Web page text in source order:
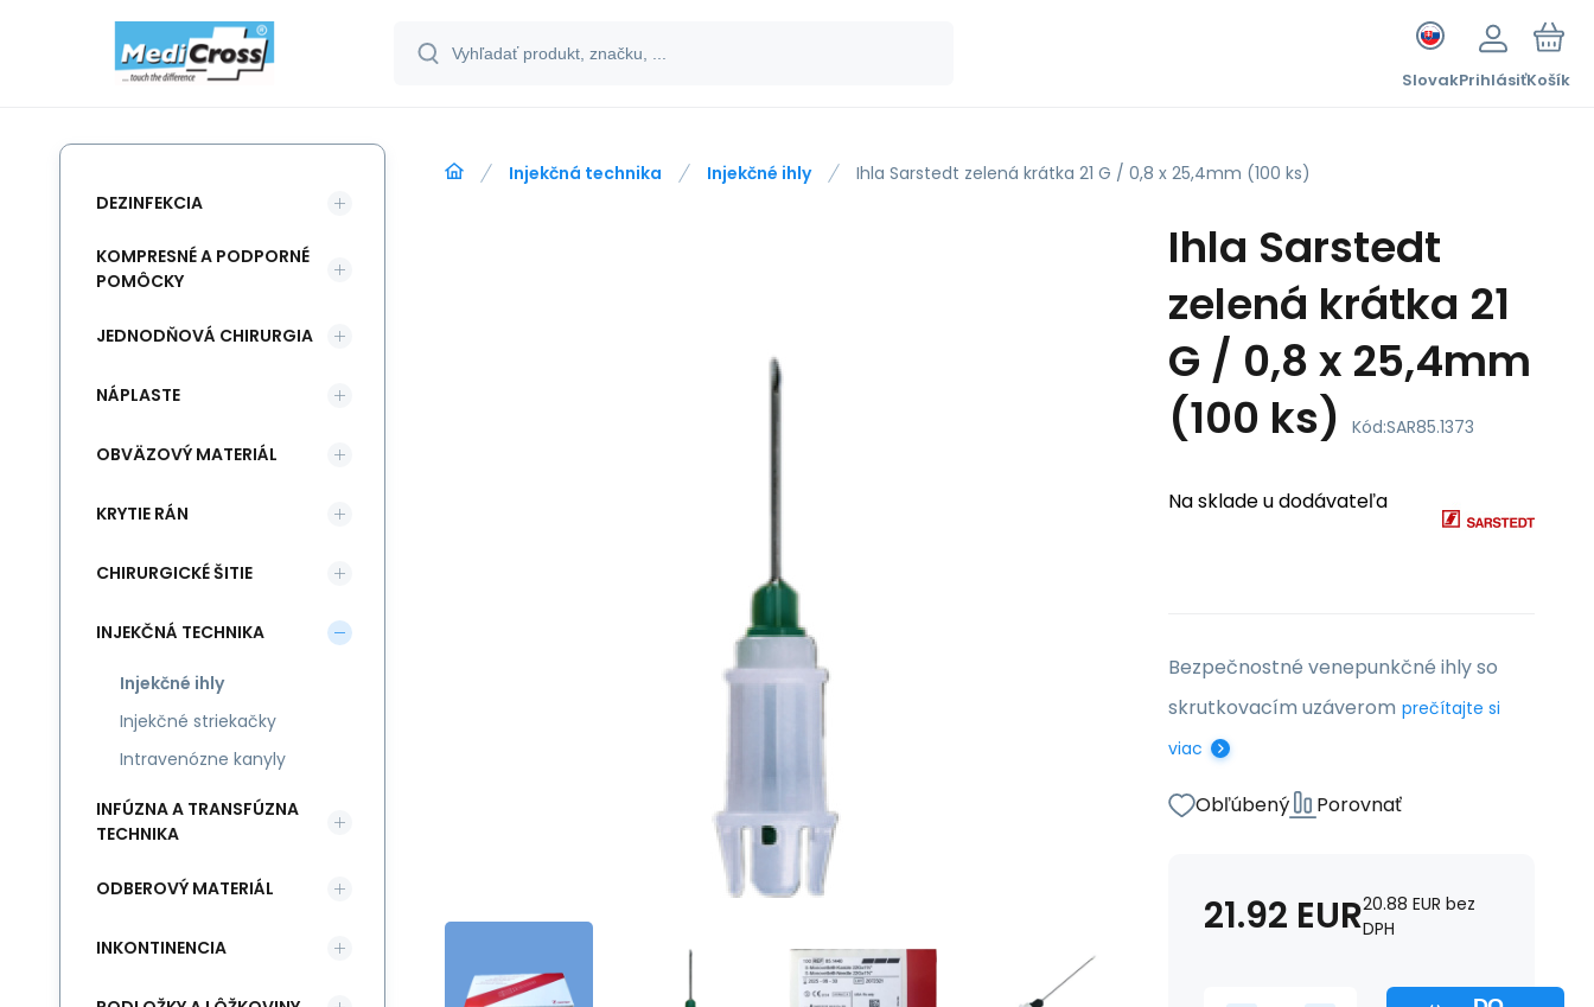
SlovakPrihlásiťKošík
Injekčná technika Injekčné ihly Ihla Sarstedt zelená krátka 21 G / 0,8 x 25,4mm (100 ks)
Ihla Sarstedt
zelená krátka 21
G / 0,8 x 25,4mm
(100 ks)
Kód:SAR85.1373
Na sklade u dodávateľa
Bezpečnostné venepunkčné ihly so
skrutkovacím uzáverom prečítajte si
viac
Obľúbený Porovnať
21.92 EUR20.88 EUR bez
DPH
DEZINFEKCIA
KOMPRESNÉ A PODPORNÉ
POMÔCKY
JEDNODŇOVÁ CHIRURGIA
NÁPLASTE
OBVÄZOVÝ MATERIÁL
KRYTIE RÁN
CHIRURGICKÉ ŠITIE
INJEKČNÁ TECHNIKA
Injekčné ihly
Injekčné striekačky
Intravenózne kanyly
INFÚZNA A TRANSFÚZNA
TECHNIKA
ODBEROVÝ MATERIÁL
INKONTINENCIA